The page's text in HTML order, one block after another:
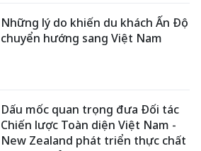
Những lý do khiến du khách Ấn Độ
chuyển hướng sang Việt Nam
Dấu mốc quan trọng đưa Đối tác
Chiến lược Toàn diện Việt Nam -
New Zealand phát triển thực chất